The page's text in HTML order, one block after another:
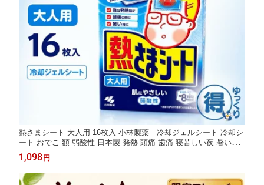
熱さまシート 大人用 16枚入 小林製薬｜冷却ジェルシート 冷却シ
ート おでこ 額 弱酸性 日本製 発熱 頭痛 歯痛 寝苦しい夜 暑い日
ひんやり 冷えピタ 夏 常備 防災 備蓄 救急箱 家族用 介護 まとめ
買い ストック 睡眠 送料無料 【ゆっくりお得便】
1,098円